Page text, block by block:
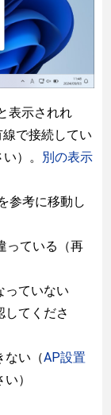
表示されれ
で接続してい
）。 別の表示
参考に移動し
っている（再
っていない
してくださ
ない（AP設置
）